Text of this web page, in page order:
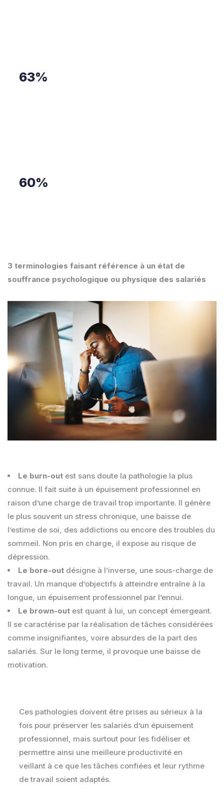
63%
60%
3 terminologies faisant référence à un état de
souffrance psychologique ou physique des salariés
Le burn-out est sans doute la pathologie la plus
connue. Il fait suite à un épuisement professionnel en
raison d’une charge de travail trop importante. Il génère
le plus souvent un stress chronique, une baisse de
l’estime de soi, des addictions ou encore des troubles du
sommeil. Non pris en charge, il expose au risque de
dépression.
Le bore-out désigne à l’inverse, une sous-charge de
travail. Un manque d’objectifs à atteindre entraîne à la
longue, un épuisement professionnel par l’ennui.
Le brown-out est quant à lui, un concept émergeant.
Il se caractérise par la réalisation de tâches considérées
comme insignifiantes, voire absurdes de la part des
salariés. Sur le long terme, il provoque une baisse de
motivation.
Ces pathologies doivent être prises au sérieux à la
fois pour préserver les salariés d’un épuisement
professionnel, mais surtout pour les fidéliser et
permettre ainsi une meilleure productivité en
veillant à ce que les tâches confiées et leur rythme
de travail soient adaptés.